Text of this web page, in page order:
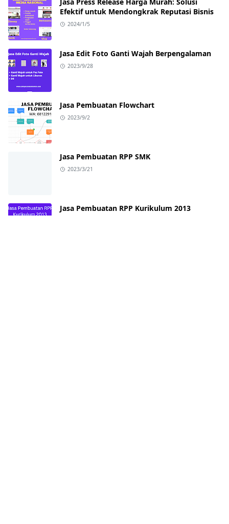
Jasa Press Release Harga Murah: Solusi
Efektif untuk Mendongkrak Reputasi Bisnis
2024/1/5
Jasa Edit Foto Ganti Wajah Berpengalaman
2023/9/28
Jasa Pembuatan Flowchart
2023/9/2
Jasa Pembuatan RPP SMK
2023/3/21
Jasa Pembuatan RPP Kurikulum 2013